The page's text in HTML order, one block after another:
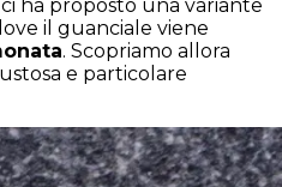
ci ha proposto una variante
il guanciale viene
. Scopriamo allora
e particolare